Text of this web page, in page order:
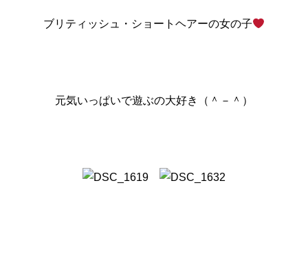
ブリティッシュ・ショートヘアーの女の子
元気いっぱいで遊ぶの大好き（＾－＾）